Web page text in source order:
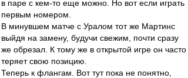
в паре с кем-то еще можно. Но вот если играть
первым номером.
В минувшем матче с Уралом тот же Мартинс
выйдя на замену, будучи свежим, почти сразу
же обрезал. К тому же в открытой игре он часто
теряет свою позицию.
Теперь к флангам. Вот тут пока не понятно,